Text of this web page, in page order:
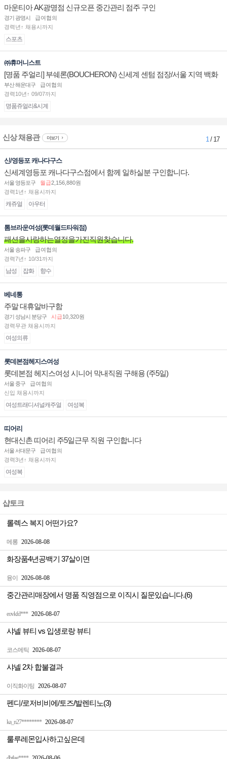
마운티아 AK광명점 신규오픈 중간관리 점주 구인
경기 광명시
급여협의
경력년↑ 채용시까지
스포츠
㈜휴머니스트
[명품 주얼리] 부쉐론(BOUCHERON) 신세계 센텀 점장/서울 지역 백화
점 판매사원 채용
부산 해운대구
급여협의
경력10년↑ 09/07까지
명품쥬얼리&시계
신상 채용관 더보기 1/ 17
신/영등포 캐나다구스
신세계영등포 캐나다구스점에서 함께 일하실분 구인합니다.
서울 영등포구 월급2,156,880원
경력1년↑ 채용시까지
캐쥬얼 아우터
톰브라운여성(롯데월드타워점)
패션을사랑하는열정을가진직원찾습니다.
서울 송파구
급여협의
경력7년↑ 10/31까지
남성 잡화 향수
베네통
주말 대휴알바구함
경기 성남시 분당구 시급10,320원
경력무관 채용시까지
여성의류
롯데본점헤지스여성
롯데본점 헤지스여성 시니어 막내직원 구해용 (주5일)
서울 중구
급여협의
신입 채용시까지
여성트래디셔널캐주얼 여성복
띠어리
현대신촌 띠어리 주5일근무 직원 구인합니다
서울 서대문구
급여협의
경력3년↑ 채용시까지
여성복
샵토크
메롱 2026-08-08
롤렉스 복지 어떤가요?
융이 2026-08-08
화장품4년공백기 37살이면
eovkfd*** 2026-08-07
중간관리매장에서 명품 직영점으로 이직시 질문있습니다.(6)
코스메틱 2026-08-07
샤넬 뷰티 vs 입생로랑 뷰티
이직화이팅 2026-08-07
샤넬 2차 합불결과
ka_n27******** 2026-08-07
펜디/로저비비에/토즈/발렌티노(3)
룰루레몬입사하고싶은데